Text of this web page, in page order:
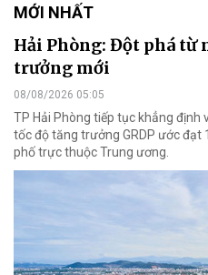
MỚI NHẤT
Hải Phòng: Đột phá từ
trưởng mới
08/08/2026 05:05
TP Hải Phòng tiếp tục khẳng định
tốc độ tăng trưởng GRDP ước đạt
phố trực thuộc Trung ương.